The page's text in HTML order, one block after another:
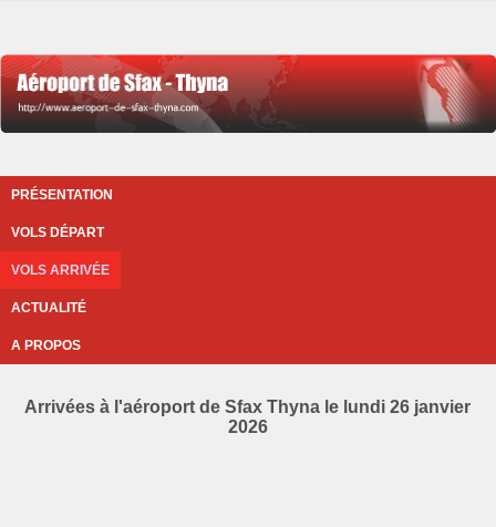
PRÉSENTATION
VOLS DÉPART
VOLS ARRIVÉE
ACTUALITÉ
A PROPOS
Arrivées à l'aéroport de Sfax Thyna le lundi 26 janvier
2026